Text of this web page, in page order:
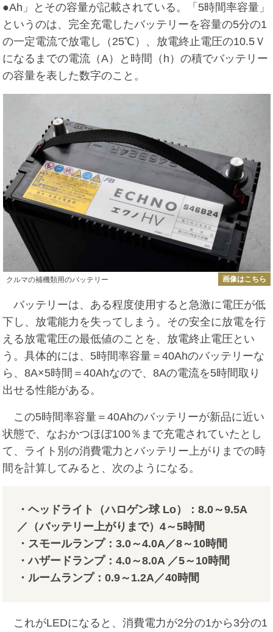
●Ah」とその容量が記載されている。「5時間率容量」
というのは、完全充電したバッテリーを容量の5分の1
の一定電流で放電し（25℃）、放電終止電圧の10.5Ｖ
になるまでの電流（A）と時間（h）の積でバッテリー
の容量を表した数字のこと。
クルマの補機類用のバッテリー 画像はこちら
バッテリーは、ある程度使用すると急激に電圧が低
下し、放電能力を失ってしまう。その安全に放電を行
える放電電圧の最低値のことを、放電終止電圧とい
う。具体的には、5時間率容量＝40Ahのバッテリーな
ら、8A×5時間＝40Ahなので、8Aの電流を5時間取り
出せる性能がある。
この5時間率容量＝40Ahのバッテリーが新品に近い
状態で、なおかつほぼ100％まで充電されていたとし
て、ライト別の消費電力とバッテリー上がりまでの時
間を計算してみると、次のようになる。
・ヘッドライト（ハロゲン球 Lo）：8.0～9.5A
／（バッテリー上がりまで）4～5時間
・スモールランプ：3.0～4.0A／8～10時間
・ハザードランプ：4.0～8.0A ／5～10時間
・ルームランプ：0.9～1.2A／40時間
これがLEDになると、消費電力が2分の1から3分の1